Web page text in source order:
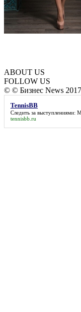
ABOUT US
FOLLOW US
© © Бизнес News
TennisBB
Следить за выступлениями:
tennisbb.ru